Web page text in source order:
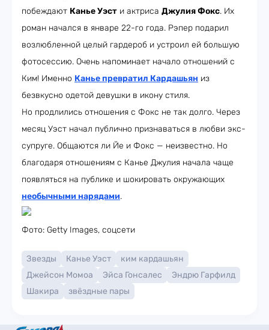
побеждают Канье Уэст и актриса Джулия Фокс. Их
роман начался в январе 22-го года. Рэпер подарил
возлюбленной целый гардероб и устроил ей большую
фотосессию. Очень напоминает начало отношений с
Ким! Именно Канье превратил Кардашьян из
безвкусно одетой девушки в икону стиля.
Но продлились отношения с Фокс не так долго. Через
месяц Уэст начал публично признаваться в любви экс-
супруге. Общаются ли Йе и Фокс — неизвестно. Но
благодаря отношениям с Канье Джулия начала чаще
появляться на публике и шокировать окружающих
необычными нарядами.
Фото: Getty Images, соцсети
Звезды Канье Уэст
ким кардашьян
Джейсон Момоа
Эйса Гонсалес
Эндрю Гарфилд
Шакира
звёздные пары